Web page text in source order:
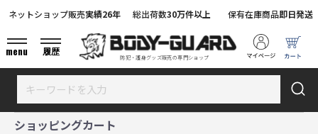
防犯・護身グッズ販売の専門ショップ
ネットショップ販売実績26年 総出荷数30万件以上 保有在庫商品即日発送
menu 履歴
ショッピングカート